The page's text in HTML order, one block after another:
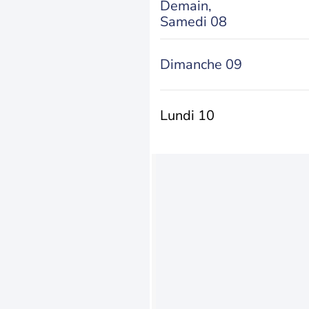
Demain,
Samedi 08
Dimanche 09
Lundi 10